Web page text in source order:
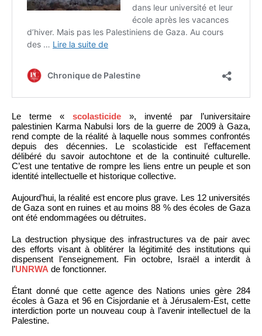
Le terme « scolasticide », inventé par l’universitaire
palestinien Karma Nabulsi lors de la guerre de 2009 à Gaza,
rend compte de la réalité à laquelle nous sommes confrontés
depuis des décennies. Le scolasticide est l’effacement
délibéré du savoir autochtone et de la continuité culturelle.
C’est une tentative de rompre les liens entre un peuple et son
identité intellectuelle et historique collective.
Aujourd’hui, la réalité est encore plus grave. Les 12 universités
de Gaza sont en ruines et au moins 88 % des écoles de Gaza
ont été endommagées ou détruites.
La destruction physique des infrastructures va de pair avec
des efforts visant à oblitérer la légitimité des institutions qui
dispensent l’enseignement. Fin octobre, Israël a interdit à
l’UNRWA de fonctionner.
Étant donné que cette agence des Nations unies gère 284
écoles à Gaza et 96 en Cisjordanie et à Jérusalem-Est, cette
interdiction porte un nouveau coup à l’avenir intellectuel de la
Palestine.